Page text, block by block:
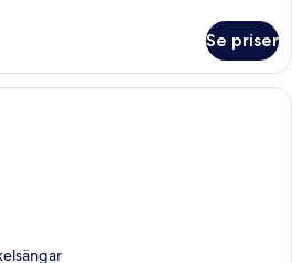
Se priser
Ett modernt vardagsrum med ett